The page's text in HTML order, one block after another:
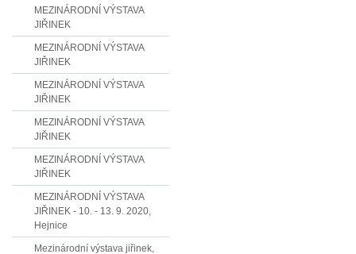
MEZINÁRODNÍ VÝSTAVA
JIŘINEK
MEZINÁRODNÍ VÝSTAVA
JIŘINEK
MEZINÁRODNÍ VÝSTAVA
JIŘINEK
MEZINÁRODNÍ VÝSTAVA
JIŘINEK
MEZINÁRODNÍ VÝSTAVA
JIŘINEK
MEZINÁRODNÍ VÝSTAVA
JIŘINEK - 10. - 13. 9. 2020,
Hejnice
Mezinárodní výstava jiřinek,